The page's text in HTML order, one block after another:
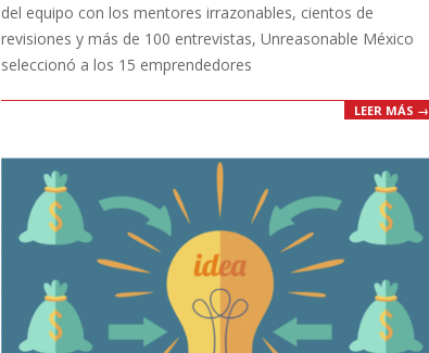
del equipo con los mentores irrazonables, cientos de
revisiones y más de 100 entrevistas, Unreasonable México
seleccionó a los 15 emprendedores
LEER MÁS →